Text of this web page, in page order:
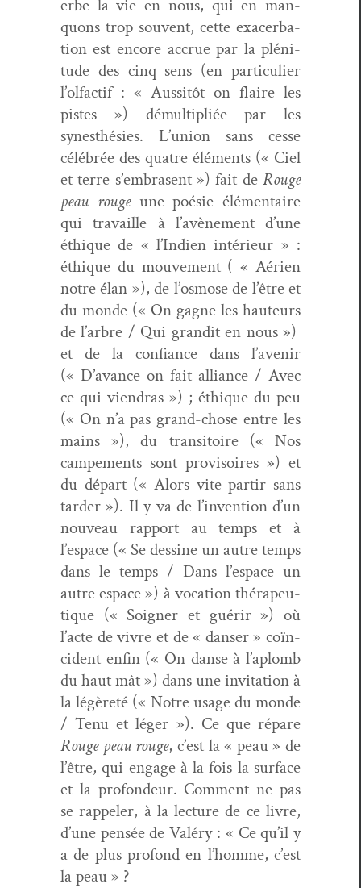
erbe la vie en nous, qui en man­
quons trop sou­vent, cette exac­er­ba­
tion est encore accrue par la pléni­
tude des cinq sens (en par­ti­c­uli­er
l’olfactif : « Aus­sitôt on flaire les
pistes ») démul­ti­pliée par les
synesthésies. L’union sans cesse
célébrée des qua­tre élé­ments (« Ciel
et terre s’embrasent ») fait deRouge
peau rouge une poésie élé­men­taire
qui tra­vaille à l’avènement d’une
éthique de « l’Indien intérieur » :
éthique du mou­ve­ment ( « Aérien
notre élan »), de l’osmose de l’être et
du monde (« On gagne les hau­teurs
de l’arbre / Qui grandit en nous »)
et de la con­fi­ance dans l’avenir
(« D’avance on fait alliance / Avec
ce qui vien­dras ») ; éthique du peu
(« On n’a pas grand-chose entre les
mains »), du tran­si­toire (« Nos
campe­ments sont pro­vi­soires ») et
du départ (« Alors vite par­tir sans
tarder »). Il y va de l’invention d’un
nou­veau rap­port au temps et à
l’espace (« Se des­sine un autre temps
dans le temps / Dans l’espace un
autre espace ») à voca­tion thérapeu­
tique (« Soign­er et guérir ») où
l’acte de vivre et de « danser » coïn­
ci­dent enfin (« On danse à l’aplomb
du haut mât ») dans une invi­ta­tion à
la légèreté (« Notre usage du monde
/ Tenu et léger »). Ce que répare
Rouge peau rouge, c’est la « peau » de
l’être, qui engage à la fois la sur­face
et la pro­fondeur. Com­ment ne pas
se rap­pel­er, à la lec­ture de ce livre,
d’une pen­sée de Valéry : « Ce qu’il y
a de plus pro­fond en l’homme, c’est
la peau » ?